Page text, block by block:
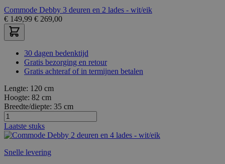
Commode Debby 3 deuren en 2 lades - wit/eik
€ 149,99 € 269,00
30 dagen bedenktijd
Gratis bezorging en retour
Gratis achteraf of in termijnen betalen
Lengte: 120 cm
Hoogte: 82 cm
Breedte/diepte: 35 cm
Laatste stuks
Snelle levering